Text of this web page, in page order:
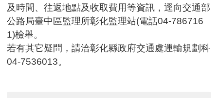
及時間、往返地點及收取費用等資訊，逕向交通部
公路局臺中區監理所彰化監理站(電話04-786716
1)檢舉。
若有其它疑問，請洽彰化縣政府交通處運輸規劃科
04-7536013。